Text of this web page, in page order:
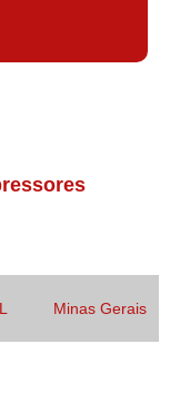
Minas Gerais